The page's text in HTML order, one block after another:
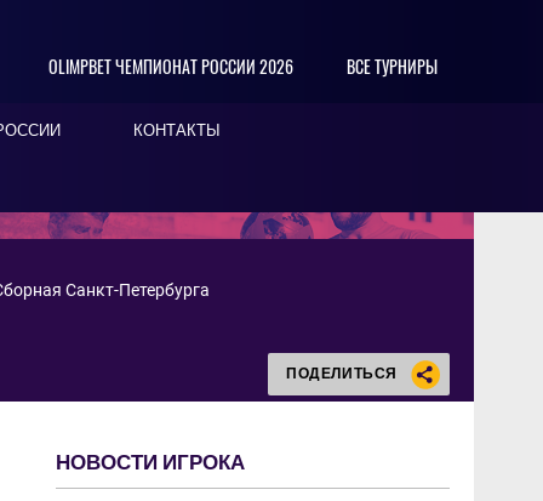
OLIMPBET ЧЕМПИОНАТ РОССИИ 2026 ВСЕ ТУРНИРЫ
КОНТАКТЫ
Санкт-Петербурга
ПОДЕЛИТЬСЯ
НОВОСТИ ИГРОКА